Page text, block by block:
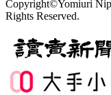
Copyright©Yomiuri
Rights Reserved.